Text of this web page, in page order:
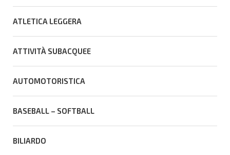
ATLETICA LEGGERA
ATTIVITÀ SUBACQUEE
AUTOMOTORISTICA
BASEBALL – SOFTBALL
BILIARDO